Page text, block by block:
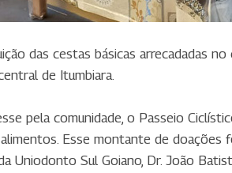
das cestas básicas arrecadadas
de Itumbiara.
pela comunidade, o Passeio
Esse montante de
Uniodonto Sul Goiano, Dr. João